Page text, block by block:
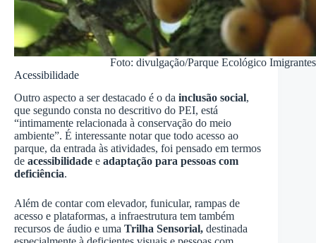
Foto: divulgação/Parque Ecológico Imigrantes
Acessibilidade
Outro aspecto a ser destacado é o da inclusão social,
que segundo consta no descritivo do PEI, está
“intimamente relacionada à conservação do meio
ambiente”. É interessante notar que todo acesso ao
parque, da entrada às atividades, foi pensado em termos
de acessibilidade e adaptação para pessoas com
deficiência.
Além de contar com elevador, funicular, rampas de
acesso e plataformas, a infraestrutura tem também
recursos de áudio e uma Trilha Sensorial, destinada